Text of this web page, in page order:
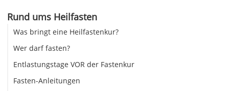
Rund ums Heilfasten
Was bringt eine Heilfastenkur?
Wer darf fasten?
Entlastungstage VOR der Fastenkur
Fasten-Anleitungen